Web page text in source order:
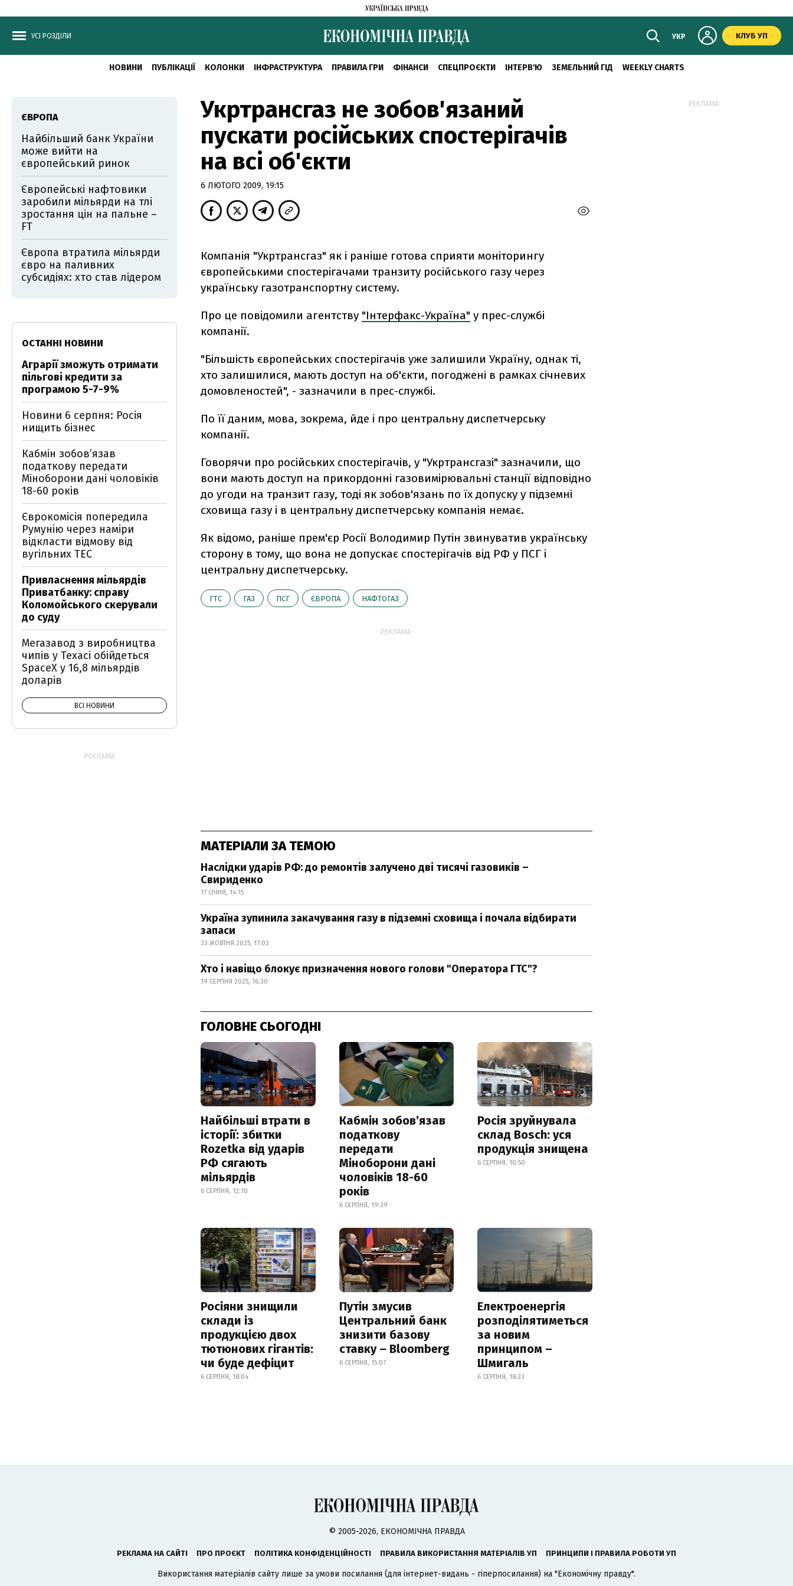
УСІ РОЗДІЛИ УКР КЛУБ УП
НОВИНИ ПУБЛІКАЦІЇ КОЛОНКИ ІНФРАСТРУКТУРА ПРАВИЛА ГРИ ФІНАНСИ СПЕЦПРОЄКТИ ІНТЕРВ'Ю ЗЕМЕЛЬНИЙ ГІД WEEKLY CHARTS
Укртрансгаз не зобов'язаний
пускати російських спостерігачів
на всі об'єкти
6 ЛЮТОГО 2009, 19:15
Компанія "Укртрансгаз" як і раніше готова сприяти моніторингу
європейськими спостерігачами транзиту російського газу через
українську газотранспортну систему.
Про це повідомили агентству "Інтерфакс-Україна" у прес-службі
компанії.
"Більшість європейських спостерігачів уже залишили Україну, однак ті,
хто залишилися, мають доступ на об'єкти, погоджені в рамках січневих
домовленостей", - зазначили в прес-службі.
По її даним, мова, зокрема, йде і про центральну диспетчерську
компанії.
Говорячи про російських спостерігачів, у "Укртрансгазі" зазначили, що
вони мають доступ на прикордонні газовимірювальні станції відповідно
до угоди на транзит газу, тоді як зобов'язань по їх допуску у підземні
сховища газу і в центральну диспетчерську компанія немає.
Як відомо, раніше прем'єр Росії Володимир Путін звинуватив українську
сторону в тому, що вона не допускає спостерігачів від РФ у ПСГ і
центральну диспетчерську.
ГТС ГАЗ ПСГ ЄВРОПА НАФТОГАЗ
РЕКЛАМА:
МАТЕРІАЛИ ЗА ТЕМОЮ
Наслідки ударів РФ: до ремонтів залучено дві тисячі газовиків –
Свириденко
17 СІЧНЯ, 14:15
Україна зупинила закачування газу в підземні сховища і почала відбирати
запаси
23 ЖОВТНЯ 2025, 17:03
Хто і навіщо блокує призначення нового голови "Оператора ГТС"?
19 СЕРПНЯ 2025, 16:30
ГОЛОВНЕ СЬОГОДНІ
Найбільші втрати в
історії: збитки
Rozetka від ударів
РФ сягають
мільярдів
6 СЕРПНЯ, 12:10
Кабмін зобовʼязав
податкову
передати
Міноборони дані
чоловіків 18-60
років
6 СЕРПНЯ, 19:39
Росія зруйнувала
склад Bosch: уся
продукція знищена
6 СЕРПНЯ, 10:50
Росіяни знищили
склади із
продукцією двох
тютюнових гігантів:
чи буде дефіцит
6 СЕРПНЯ, 18:04
Путін змусив
Центральний банк
знизити базову
ставку – Bloomberg
6 СЕРПНЯ, 15:07
Електроенергія
розподілятиметься
за новим
принципом –
Шмигаль
6 СЕРПНЯ, 18:23
ЄВРОПА
Найбільший банк України
може вийти на
європейський ринок
Європейські нафтовики
заробили мільярди на тлі
зростання цін на пальне –
FT
Європа втратила мільярди
євро на паливних
субсидіях: хто став лідером
ОСТАННІ НОВИНИ
Аграрії зможуть отримати
пільгові кредити за
програмою 5-7-9%
Новини 6 серпня: Росія
нищить бізнес
Кабмін зобовʼязав
податкову передати
Міноборони дані чоловіків
18-60 років
Єврокомісія попередила
Румунію через наміри
відкласти відмову від
вугільних ТЕС
Привласнення мільярдів
Приватбанку: справу
Коломойського скерували
до суду
Мегазавод з виробництва
чипів у Техасі обійдеться
SpaceX у 16,8 мільярдів
доларів
ВСІ НОВИНИ
РЕКЛАМА:
РЕКЛАМА:
© 2005-2026, ЕКОНОМІЧНА ПРАВДА
РЕКЛАМА НА САЙТІ ПРО ПРОЄКТ ПОЛІТИКА КОНФІДЕНЦІЙНОСТІ ПРАВИЛА ВИКОРИСТАННЯ МАТЕРІАЛІВ УП ПРИНЦИПИ І ПРАВИЛА РОБОТИ УП
Використання матеріалів сайту лише за умови посилання (для інтернет-видань - гіперпосилання) на "Економічну правду".